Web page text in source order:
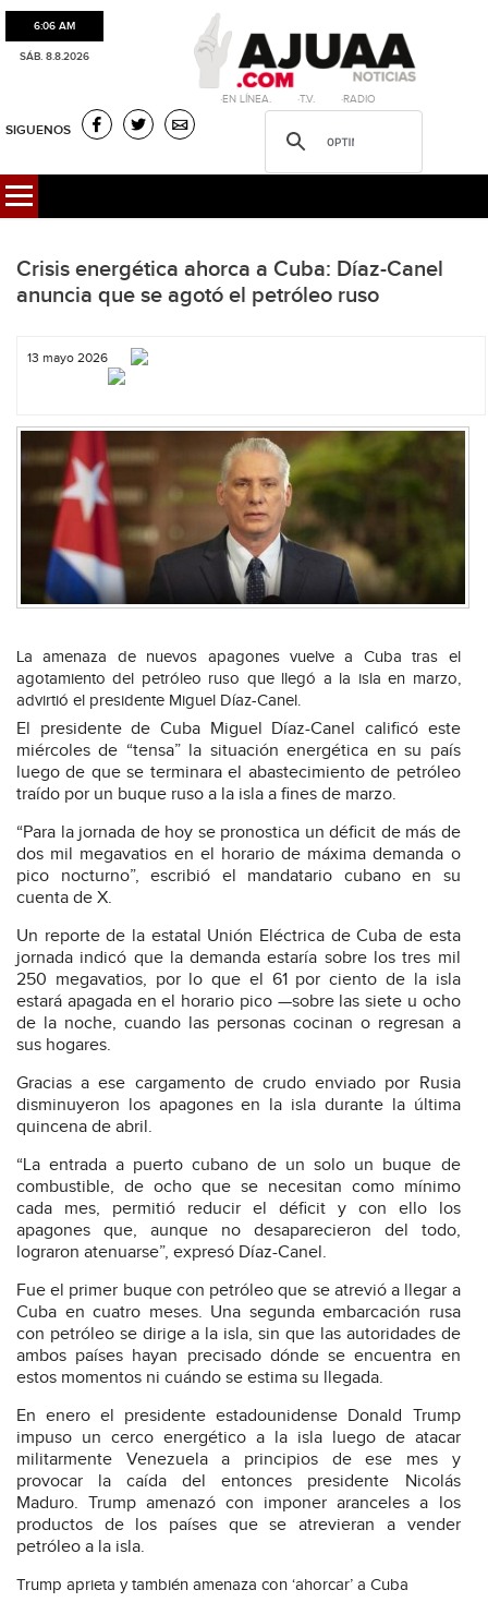
6:06 AM
SÁB. 8.8.2026
·EN LÍNEA. ·T.V. ·RADIO
SIGUENOS
Crisis energética ahorca a Cuba: Díaz-Canel
anuncia que se agotó el petróleo ruso
13 mayo 2026
La amenaza de nuevos apagones vuelve a Cuba tras el
agotamiento del petróleo ruso que llegó a la isla en marzo,
advirtió el presidente Miguel Díaz-Canel.
El presidente de Cuba Miguel Díaz-Canel calificó este
miércoles de “tensa” la situación energética en su país
luego de que se terminara el abastecimiento de petróleo
traído por un buque ruso a la isla a fines de marzo.
“Para la jornada de hoy se pronostica un déficit de más de
dos mil megavatios en el horario de máxima demanda o
pico nocturno”, escribió el mandatario cubano en su
cuenta de X.
Un reporte de la estatal Unión Eléctrica de Cuba de esta
jornada indicó que la demanda estaría sobre los tres mil
250 megavatios, por lo que el 61 por ciento de la isla
estará apagada en el horario pico —sobre las siete u ocho
de la noche, cuando las personas cocinan o regresan a
sus hogares.
Gracias a ese cargamento de crudo enviado por Rusia
disminuyeron los apagones en la isla durante la última
quincena de abril.
“La entrada a puerto cubano de un solo un buque de
combustible, de ocho que se necesitan como mínimo
cada mes, permitió reducir el déficit y con ello los
apagones que, aunque no desaparecieron del todo,
lograron atenuarse”, expresó Díaz-Canel.
Fue el primer buque con petróleo que se atrevió a llegar a
Cuba en cuatro meses. Una segunda embarcación rusa
con petróleo se dirige a la isla, sin que las autoridades de
ambos países hayan precisado dónde se encuentra en
estos momentos ni cuándo se estima su llegada.
En enero el presidente estadounidense Donald Trump
impuso un cerco energético a la isla luego de atacar
militarmente Venezuela a principios de ese mes y
provocar la caída del entonces presidente Nicolás
Maduro. Trump amenazó con imponer aranceles a los
productos de los países que se atrevieran a vender
petróleo a la isla.
Trump aprieta y también amenaza con ‘ahorcar’ a Cuba